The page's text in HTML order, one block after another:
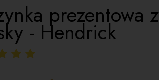
prezentowa z
- Hendrick